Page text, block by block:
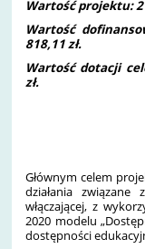
Wartość projektu: 2
Wartość
818,11 zł.
Wartość dotacji
zł.
Głównym celem
działania związane
włączającej, z
2020 modelu
dostępności